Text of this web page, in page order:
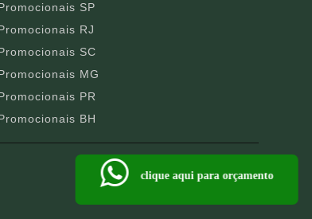
SP
RJ
SC
MG
PR
BH
clique aqui para orçamento